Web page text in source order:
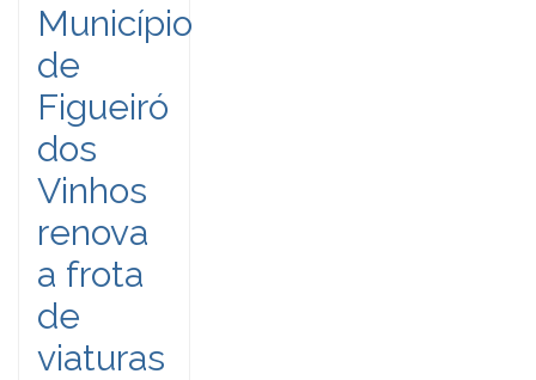
Município
de
Figueiró
dos
Vinhos
renova
a frota
de
viaturas